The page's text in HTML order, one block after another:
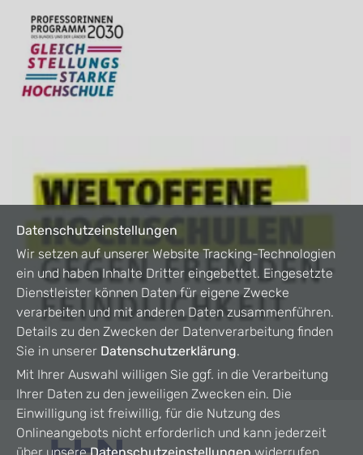
Datenschutzeinstellungen
Wir setzen auf unserer Website Tracking-Technologien
ein und haben Inhalte Dritter eingebettet. Eingesetzte
Dienstleister können Daten für eigene Zwecke
verarbeiten und mit anderen Daten zusammenführen.
Details zu den Zwecken der Datenverarbeitung finden
Sie in unserer Datenschutzerklärung.
Mit Ihrer Auswahl willigen Sie ggf. in die Verarbeitung
Ihrer Daten zu den jeweiligen Zwecken ein. Die
Einwilligung ist freiwillig, für die Nutzung des
Onlineangebots nicht erforderlich und kann jederzeit